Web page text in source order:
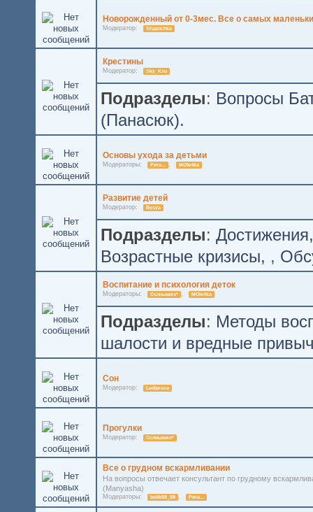
Новорожденный от 0-3мес. Все о самых
Модератор: Shapochka
Крестины
Модератор: Sky_Ksu
Подразделы: Вопросы
(Панасюк).
Основы ухода за детьми
Модераторы: Рита... , MOle4ka
Развитие детей
Модератор: Bysya
Подразделы: Достижения
Возрастные кризисы
,
Воспитание и психология деток
Модераторы: Солнышко* , MOle4ka
Подразделы: Методы
шалости и вредные
Сон
Модератор: Lediprava
Прогулки
Модератор: Солнышко*
Все о грудном вскармливании
На вопросы отвечает консультант по грудному
(Manyasha)
Модераторы: belik88_88 , Рита...